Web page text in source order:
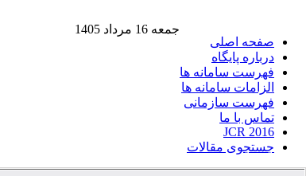
صفحه اصلی
درباره پایگاه
فهرست سامانه ها
الزامات سامانه ها
فهرست سازمانی
تماس با ما
JCR 2016
جستجوی مقالات
جمعه 16 مرداد 1405